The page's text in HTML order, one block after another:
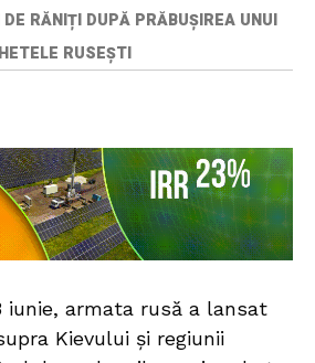
RĂNIȚI DUPĂ PRĂBUȘIREA UNUI
RUSEȘTI
iunie, armata rusă a lansat
Kievului și regiunii